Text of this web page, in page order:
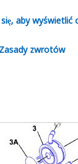
aby wyświetlić
Zasady zwrotów